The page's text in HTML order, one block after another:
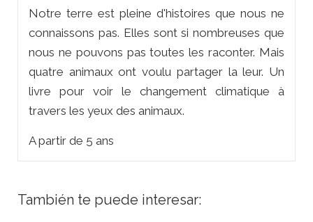
Notre terre est pleine d'histoires que nous ne
connaissons pas. Elles sont si nombreuses que
nous ne pouvons pas toutes les raconter. Mais
quatre animaux ont voulu partager la leur. Un
livre pour voir le changement climatique à
travers les yeux des animaux.
A partir de 5 ans
También te puede interesar: